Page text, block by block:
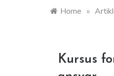
Home »
Kursus